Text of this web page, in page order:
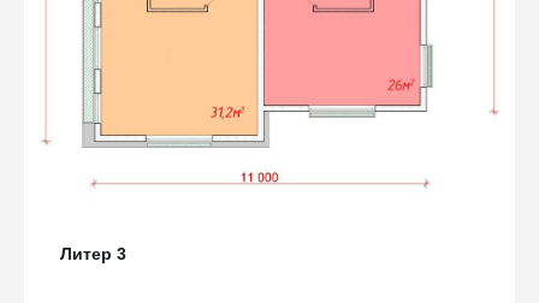
Литер 3